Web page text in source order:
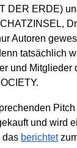
DER ERDE)
Autoren
tat­säch­lich
und Mit­glie­der
Pitch
und wird
das berich­tet